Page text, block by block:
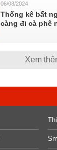
06/08/2024
Thống kê bất
càng đi cà phê
Xem